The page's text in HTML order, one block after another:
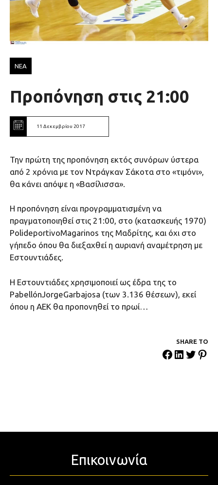
ΝΕΑ
Προπόνηση στις 21:00
11 Δεκεμβρίου 2017
Την πρώτη της προπόνηση εκτός συνόρων ύστερα
από 2 χρόνια με τον Ντράγκαν Σάκοτα στο «τιμόνι»,
θα κάνει απόψε η «Βασίλισσα».
Η προπόνηση είναι προγραμματισμένη να
πραγματοποιηθεί στις 21:00, στο (κατασκευής 1970)
PolideportivoMagarinos της Μαδρίτης, και όχι στο
γήπεδο όπου θα διεξαχθεί η αυριανή αναμέτρηση με
Εστουντιάδες.
Η Εστουντιάδες χρησιμοποιεί ως έδρα της το
PabellónJorgeGarbajosa (των 3.136 θέσεων), εκεί
όπου η ΑΕΚ θα προπονηθεί το πρωί…
SHARE ΤΟ
Επικοινωνία